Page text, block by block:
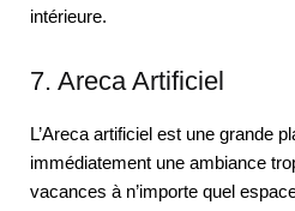
intérieure.
7. Areca Artificiel
L’Areca artificiel est une grande
immédiatement une ambiance
vacances à n’importe quel